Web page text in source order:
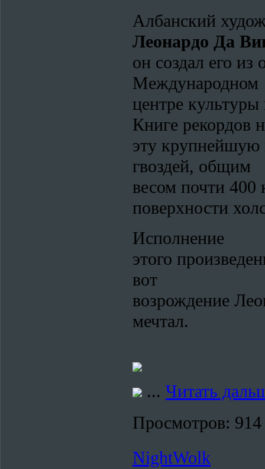
Албанский
Леонардо Да
он создал его
Международном
центре
Книге рекордов
эту крупнейшую
гвоздей, общим
весом почти
поверхности
Исполнение
этого
вот
возрождение
мечтал.
... Читать
Просмотров: 914
NightWolk